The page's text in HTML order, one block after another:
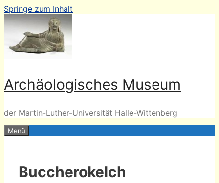
Springe zum Inhalt
Archäologisches Museum
der Martin-Luther-Universität Halle-Wittenberg
Menü
Buccherokelch